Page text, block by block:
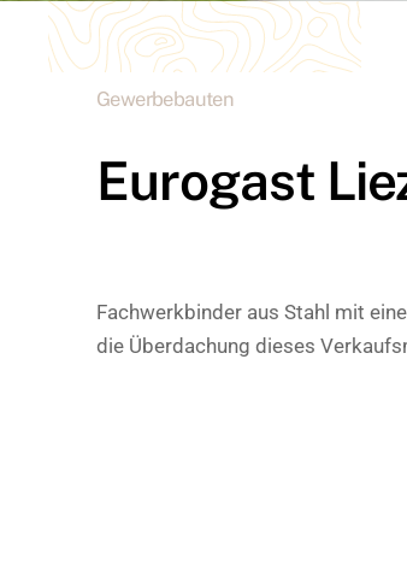
Gewerbebauten
Eurogast
Fachwerkbinder aus Stahl mit
die Überdachung dieses